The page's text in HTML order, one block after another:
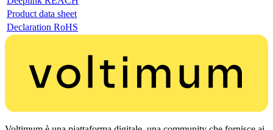
Product data sheet
Declaration RoHS